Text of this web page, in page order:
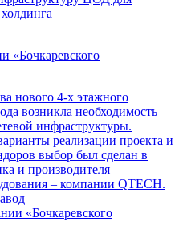
«Бочкаревского
нового 4-х этажного
возникла необходимость
инфраструктуры.
реализации проекта и
выбор был сделан в
и производителя
– компании QTECH.